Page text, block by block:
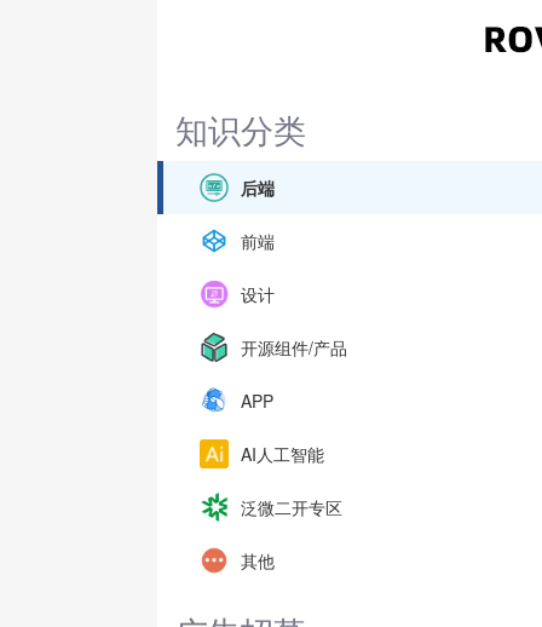
知识分类
后端
前端
设计
开源组件/产品
APP
AI人工智能
泛微二开专区
其他